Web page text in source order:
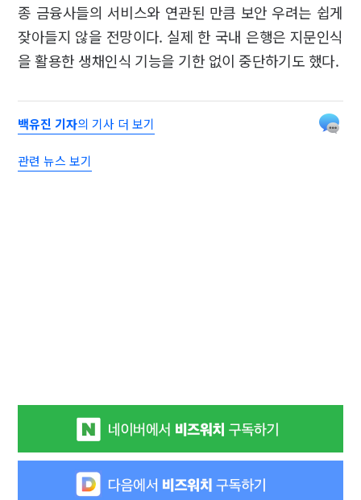
종 금융사들의 서비스와 연관된 만큼 보안 우려는 쉽게
잦아들지 않을 전망이다. 실제 한 국내 은행은 지문인식
을 활용한 생채인식 기능을 기한 없이 중단하기도 했다.
백유진 기자의 기사 더 보기
관련 뉴스 보기